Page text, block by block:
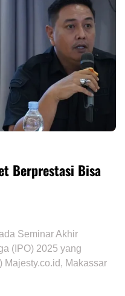
Berprestasi Bisa
Seminar Akhir
(IPO) 2025 yang
Majesty.co.id, Makassar